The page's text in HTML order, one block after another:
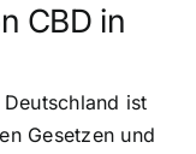
CBD in
ist
Gesetzen und